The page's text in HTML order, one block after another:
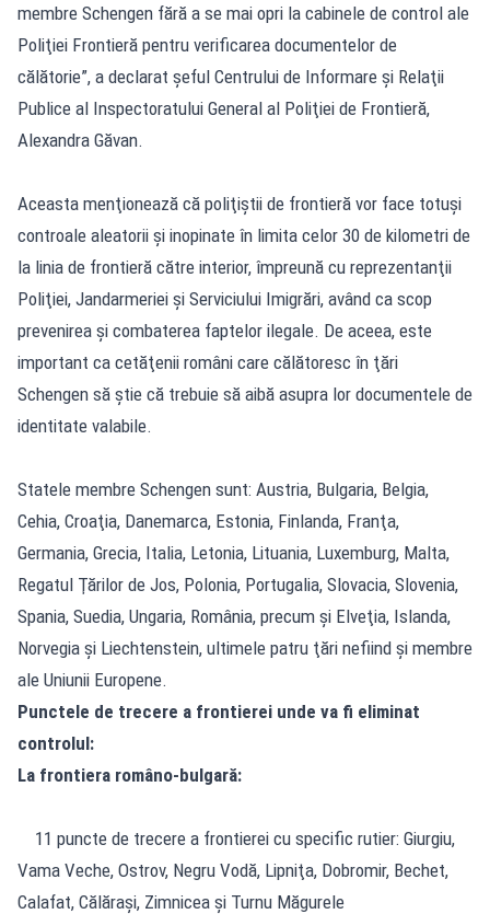
membre Schengen fără a se mai opri la cabinele de control ale
Poliţiei Frontieră pentru verificarea documentelor de
călătorie”, a declarat şeful Centrului de Informare şi Relaţii
Publice al Inspectoratului General al Poliţiei de Frontieră,
Alexandra Găvan.
Aceasta menţionează că poliţiştii de frontieră vor face totuşi
controale aleatorii şi inopinate în limita celor 30 de kilometri de
la linia de frontieră către interior, împreună cu reprezentanţii
Poliţiei, Jandarmeriei şi Serviciului Imigrări, având ca scop
prevenirea şi combaterea faptelor ilegale. De aceea, este
important ca cetăţenii români care călătoresc în ţări
Schengen să ştie că trebuie să aibă asupra lor documentele de
identitate valabile.
Statele membre Schengen sunt: Austria, Bulgaria, Belgia,
Cehia, Croaţia, Danemarca, Estonia, Finlanda, Franţa,
Germania, Grecia, Italia, Letonia, Lituania, Luxemburg, Malta,
Regatul Ţărilor de Jos, Polonia, Portugalia, Slovacia, Slovenia,
Spania, Suedia, Ungaria, România, precum şi Elveţia, Islanda,
Norvegia şi Liechtenstein, ultimele patru ţări nefiind şi membre
ale Uniunii Europene.
Punctele de trecere a frontierei unde va fi eliminat
controlul:
La frontiera româno-bulgară:
11 puncte de trecere a frontierei cu specific rutier: Giurgiu,
Vama Veche, Ostrov, Negru Vodă, Lipniţa, Dobromir, Bechet,
Calafat, Călăraşi, Zimnicea şi Turnu Măgurele